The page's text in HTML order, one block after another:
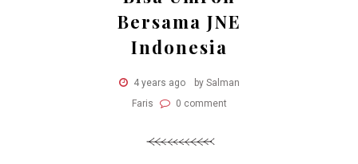
Bersama JNE
Indonesia
4 years ago
by Salman
Faris
0 comment